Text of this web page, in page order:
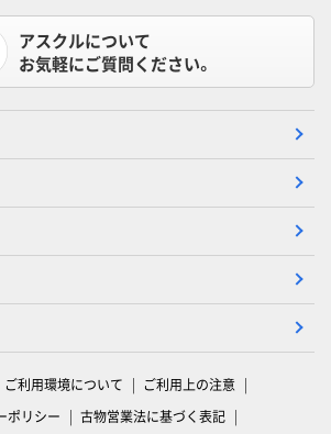
アスクルについて
お気軽にご質問ください。
ご利用環境について
ご利用上の注意
ポリシー
古物営業法に基づく表記